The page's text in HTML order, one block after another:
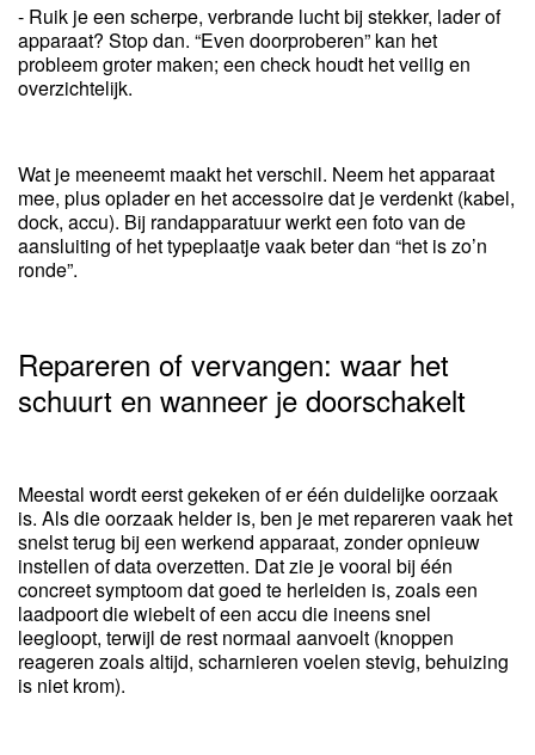
- Ruik je een scherpe, verbrande lucht bij stekker, lader of
apparaat? Stop dan. “Even doorproberen” kan het
probleem groter maken; een check houdt het veilig en
overzichtelijk.
Wat je meeneemt maakt het verschil. Neem het apparaat
mee, plus oplader en het accessoire dat je verdenkt (kabel,
dock, accu). Bij randapparatuur werkt een foto van de
aansluiting of het typeplaatje vaak beter dan “het is zo’n
ronde”.
Repareren of vervangen: waar het
schuurt en wanneer je doorschakelt
Meestal wordt eerst gekeken of er één duidelijke oorzaak
is. Als die oorzaak helder is, ben je met repareren vaak het
snelst terug bij een werkend apparaat, zonder opnieuw
instellen of data overzetten. Dat zie je vooral bij één
concreet symptoom dat goed te herleiden is, zoals een
laadpoort die wiebelt of een accu die ineens snel
leegloopt, terwijl de rest normaal aanvoelt (knoppen
reageren zoals altijd, scharnieren voelen stevig, behuizing
is niet krom).